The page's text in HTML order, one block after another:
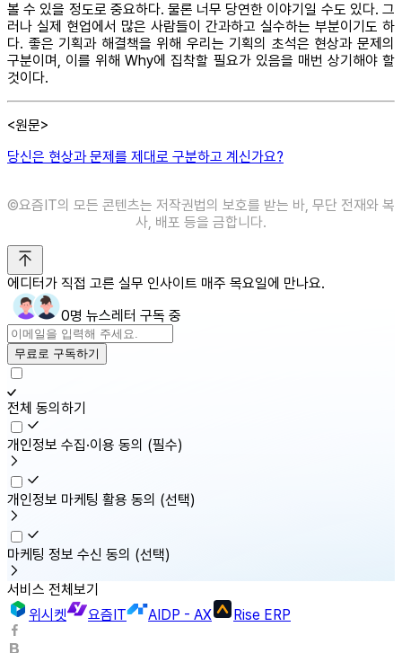
볼 수 있을 정도로 중요하다. 물론 너무 당연한 이야기일 수도 있다. 그
러나 실제 현업에서 많은 사람들이 간과하고 실수하는 부분이기도 하
다. 좋은 기획과 해결책을 위해 우리는 기획의 초석은 현상과 문제의
구분이며, 이를 위해 Why에 집착할 필요가 있음을 매번 상기해야 할
것이다.
<원문>
당신은 현상과 문제를 제대로 구분하고 계신가요?
©️요즘IT의 모든 콘텐츠는 저작권법의 보호를 받는 바, 무단 전재와 복
사, 배포 등을 금합니다.
에디터가 직접 고른 실무 인사이트 매주 목요일에 만나요.
0명 뉴스레터 구독 중
무료로 구독하기
전체 동의하기
개인정보 수집·이용 동의 (필수)
개인정보 마케팅 활용 동의 (선택)
마케팅 정보 수신 동의 (선택)
서비스 전체보기
위시켓
요즘IT AIDP - AX Rise ERP